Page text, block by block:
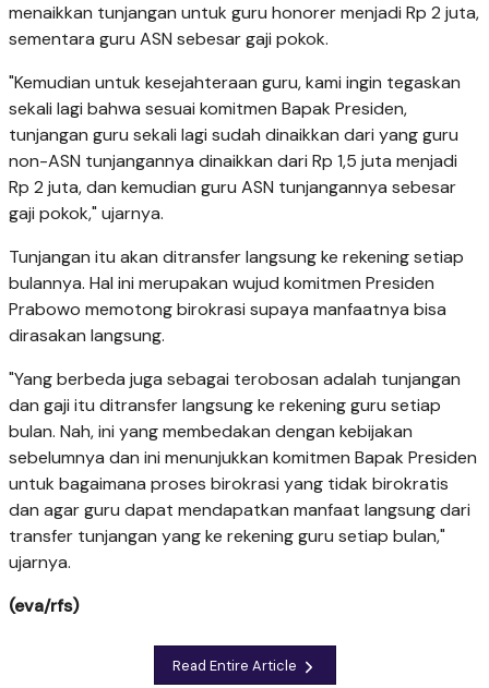
menaikkan tunjangan untuk guru honorer menjadi Rp 2 juta,
sementara guru ASN sebesar gaji pokok.
"Kemudian untuk kesejahteraan guru, kami ingin tegaskan
sekali lagi bahwa sesuai komitmen Bapak Presiden,
tunjangan guru sekali lagi sudah dinaikkan dari yang guru
non-ASN tunjangannya dinaikkan dari Rp 1,5 juta menjadi
Rp 2 juta, dan kemudian guru ASN tunjangannya sebesar
gaji pokok," ujarnya.
Tunjangan itu akan ditransfer langsung ke rekening setiap
bulannya. Hal ini merupakan wujud komitmen Presiden
Prabowo memotong birokrasi supaya manfaatnya bisa
dirasakan langsung.
"Yang berbeda juga sebagai terobosan adalah tunjangan
dan gaji itu ditransfer langsung ke rekening guru setiap
bulan. Nah, ini yang membedakan dengan kebijakan
sebelumnya dan ini menunjukkan komitmen Bapak Presiden
untuk bagaimana proses birokrasi yang tidak birokratis
dan agar guru dapat mendapatkan manfaat langsung dari
transfer tunjangan yang ke rekening guru setiap bulan,"
ujarnya.
(eva/rfs)
Read Entire Article